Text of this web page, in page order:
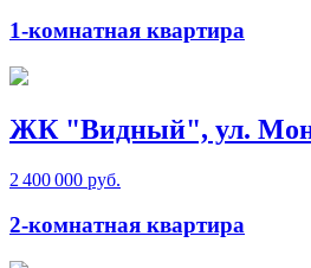
1-комнатная квартира
ЖК "Видный", ул.
2 400 000 руб.
2-комнатная квартира